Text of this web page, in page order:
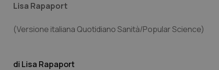
Lisa Rapaport
(Versione italiana Quotidiano Sanità/Popular Science)
Lisa Rapaport